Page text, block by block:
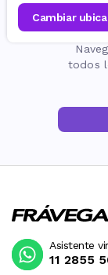
cambiar
todos
Asistente
11 2855